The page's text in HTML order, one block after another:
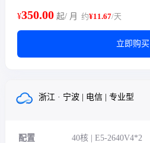
¥350.00 起/ 月 约¥11.67/天
立即购买
浙江 · 宁波 | 电信 | 专业型
配置 40核 | E5-2640V4*2